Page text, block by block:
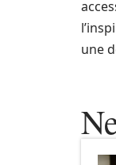
une